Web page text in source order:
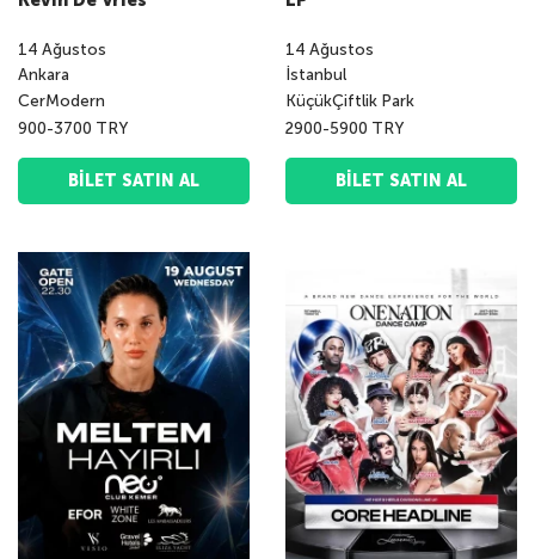
14 Ağustos
Ankara
CerModern
900-3700 TRY
BILET SATIN AL
14 Ağustos
İstanbul
KüçükÇiftlik Park
2900-5900 TRY
BILET SATIN AL